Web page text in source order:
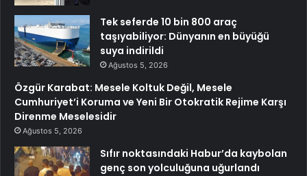
Tek seferde 10 bin 800 araç
taşıyabiliyor: Dünyanın en büyüğü
suya indirildi
Ağustos 5, 2026
Özgür Karabat: Mesele Koltuk Değil, Mesele
Cumhuriyet’i Koruma ve Yeni Bir Otokratik Rejime Karşı
Direnme Meselesidir
Ağustos 5, 2026
Sıfır noktasındaki Habur’da kaybolan
genç son yolculuğuna uğurlandı